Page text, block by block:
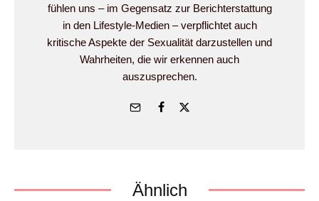
fühlen uns – im Gegensatz zur Berichterstattung
in den Lifestyle-Medien – verpflichtet auch
kritische Aspekte der Sexualität darzustellen und
Wahrheiten, die wir erkennen auch
auszusprechen.
Ähnlich